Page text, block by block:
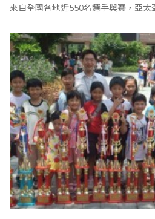
來自全國各地近550名選手與賽，亞太
穫」，「要怎麼收穫，先要怎麼栽」
個上午進行，在全體工作人員努力配合下圓滿
禮於上午10..